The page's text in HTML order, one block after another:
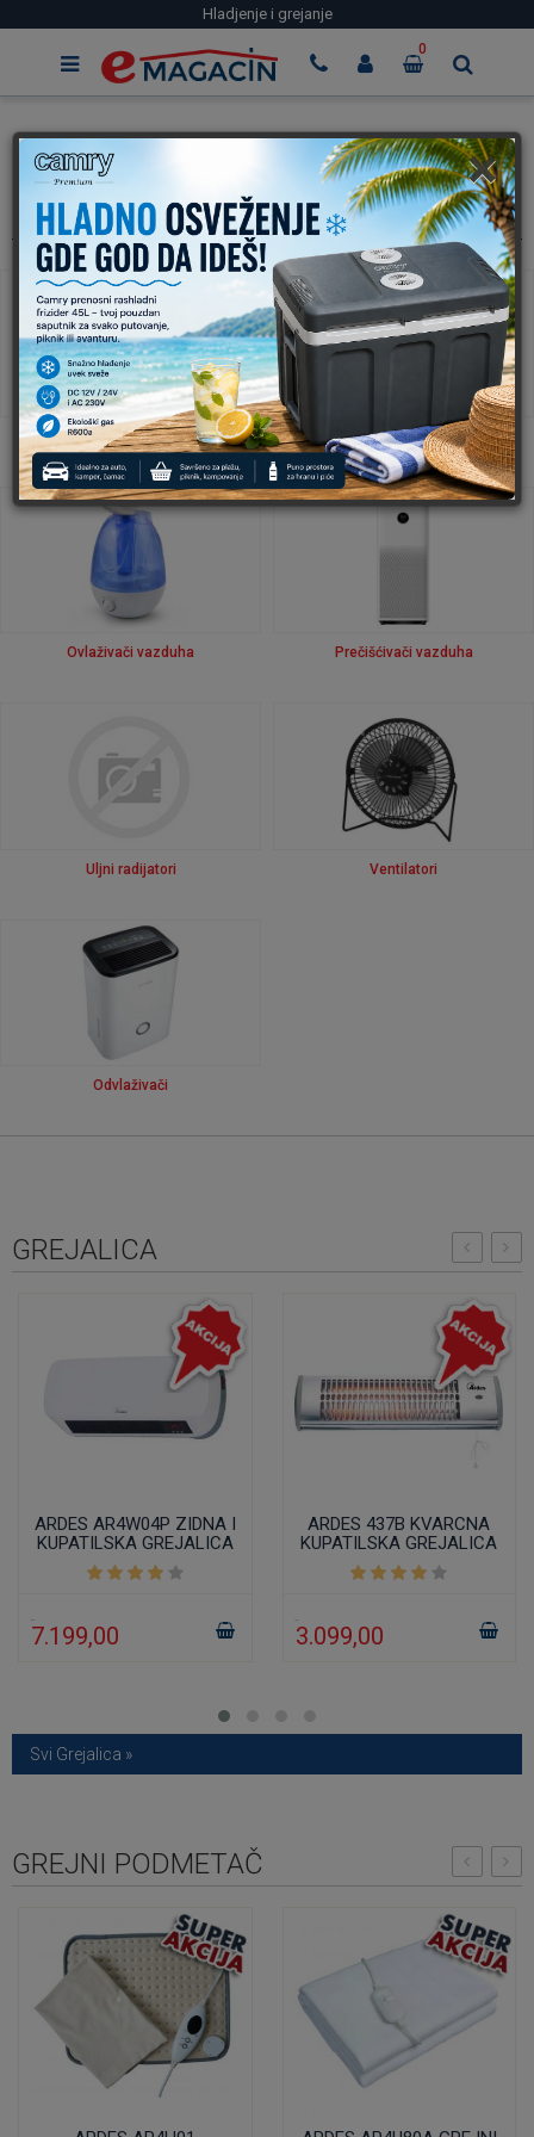
Hladjenje i grejanje
0
Hladjenje i grejanje
Grejalica Grejni podmetač
Ovlaživači vazduha Prečišćivači vazduha
Uljni radijatori Ventilatori
Odvlaživači
GREJALICA
ARDES AR4W04P ZIDNA I
KUPATILSKA GREJALICA
IP 22
7.199,00
ARDES 437B KVARCNA
KUPATILSKA GREJALICA
3.099,00
Svi Grejalica »
GREJNI PODMETAČ
×